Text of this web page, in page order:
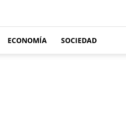
ECONOMÍA SOCIEDAD